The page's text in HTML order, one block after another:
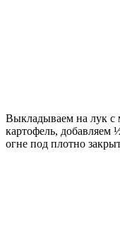
Выкладываем на лук с
картофель, добавляем
огне под плотно